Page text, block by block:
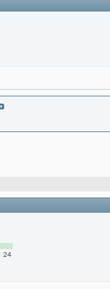
24